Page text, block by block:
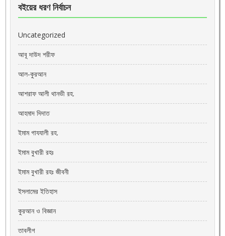
বইয়ের ধরণ নির্বাচন
Uncategorized
আবূ দাউদ শরীফ
আল-কুরআন
আশরাফ আলী থানভী রহ.
আহমাদ দিদাত
ইমাম গাযযালী রহ.
ইমাম বুখারী রহঃ
ইমাম বুখারী রহঃ জীবনী
ইসলামের ইতিহাস
কুরআন ও বিজ্ঞান
তাবলীগ